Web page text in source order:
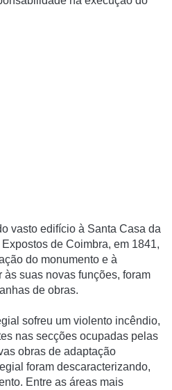
vasto edifício à Santa Casa da
de Coimbra, em 1841,
do monumento e à
suas novas funções, foram
de obras.
sofreu um violento incêndio,
nas secções ocupadas pelas
obras de adaptação
foram descaracterizando,
Entre as áreas mais